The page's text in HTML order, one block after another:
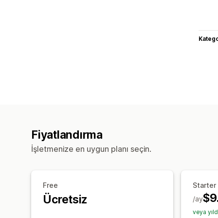
Fiyatlandırma
İşletmenize en uygun planı seçin.
Free
Ücretsiz
Starter
/ay
veya